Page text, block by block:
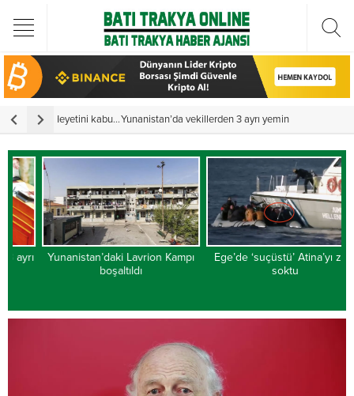
Yunanistan’da vekillerden 3 ayrı yemin
Yunanistan’daki Lavrion Kampı
boşaltıldı
Ege’de ‘suçüstü’ Atina’yı zora
soktu